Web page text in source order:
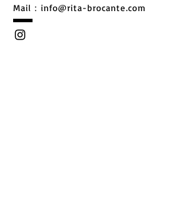
​Mail：info@rita-brocante.com